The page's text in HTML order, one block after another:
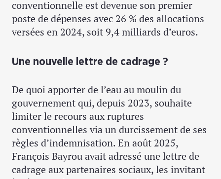
conventionnelle est devenue son premier
poste de dépenses avec 26 % des allocations
versées en 2024, soit 9,4 milliards d’euros.
Une nouvelle lettre de cadrage ?
De quoi apporter de l’eau au moulin du
gouvernement qui, depuis 2023, souhaite
limiter le recours aux ruptures
conventionnelles via un durcissement de ses
règles d’indemnisation. En août 2025,
François Bayrou avait adressé une lettre de
cadrage aux partenaires sociaux, les invitant